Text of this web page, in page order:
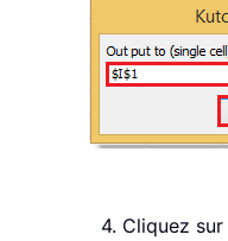
4. Cliquez sur